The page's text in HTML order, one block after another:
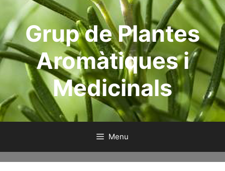
contentGrup de Plantes
Aromàtiques i
Medicinals
Menu